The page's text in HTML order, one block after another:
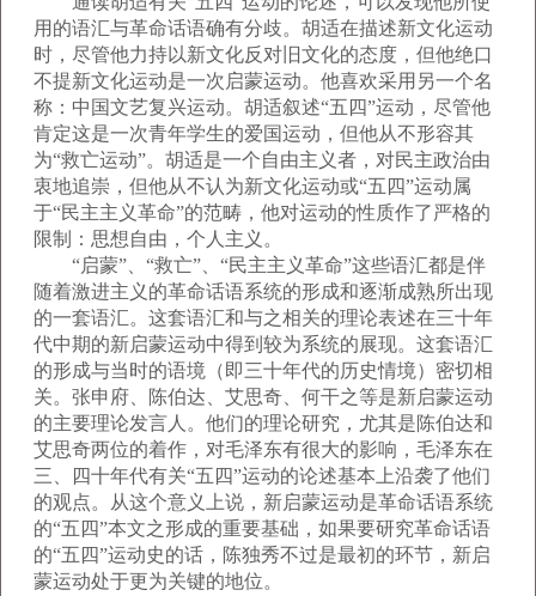
用的语汇与革命话语确有分歧。胡适在描述新文化运动
时，尽管他力持以新文化反对旧文化的态度，但他绝口
不提新文化运动是一次启蒙运动。他喜欢采用另一个名
称：中国文艺复兴运动。胡适叙述“五四”运动，尽管他
肯定这是一次青年学生的爱国运动，但他从不形容其
为“救亡运动”。胡适是一个自由主义者，对民主政治由
衷地追崇，但他从不认为新文化运动或“五四”运动属
于“民主主义革命”的范畴，他对运动的性质作了严格的
限制：思想自由，个人主义。
“启蒙”、“救亡”、“民主主义革命”这些语汇都是伴
随着激进主义的革命话语系统的形成和逐渐成熟所出现
的一套语汇。这套语汇和与之相关的理论表述在三十年
代中期的新启蒙运动中得到较为系统的展现。这套语汇
的形成与当时的语境（即三十年代的历史情境）密切相
关。张申府、陈伯达、艾思奇、何干之等是新启蒙运动
的主要理论发言人。他们的理论研究，尤其是陈伯达和
艾思奇两位的着作，对毛泽东有很大的影响，毛泽东在
三、四十年代有关“五四”运动的论述基本上沿袭了他们
的观点。从这个意义上说，新启蒙运动是革命话语系统
的“五四”本文之形成的重要基础，如果要研究革命话语
的“五四”运动史的话，陈独秀不过是最初的环节，新启
蒙运动处于更为关键的地位。